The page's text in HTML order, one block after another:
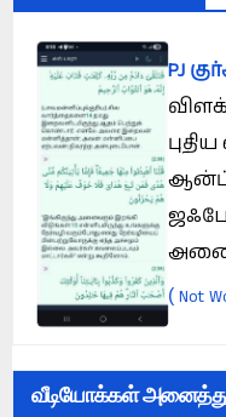
PJ
(Not
வீடியோக்கள்